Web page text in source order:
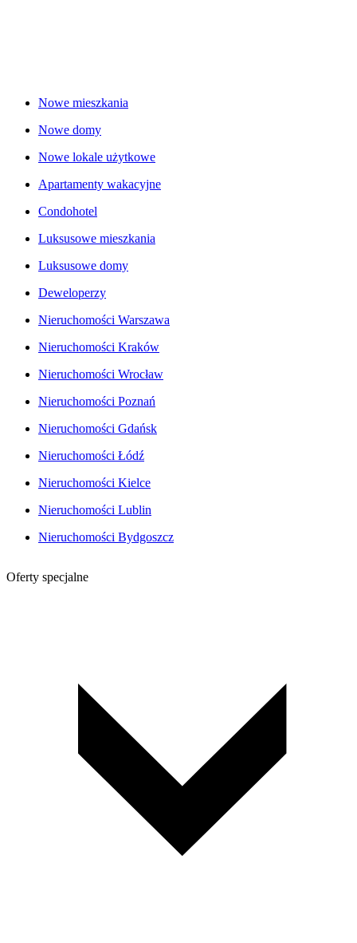
Nowe mieszkania
Nowe domy
Nowe lokale użytkowe
Apartamenty wakacyjne
Condohotel
Luksusowe mieszkania
Luksusowe domy
Deweloperzy
Nieruchomości Warszawa
Nieruchomości Kraków
Nieruchomości Wrocław
Nieruchomości Poznań
Nieruchomości Gdańsk
Nieruchomości Łódź
Nieruchomości Kielce
Nieruchomości Lublin
Nieruchomości Bydgoszcz
Oferty specjalne